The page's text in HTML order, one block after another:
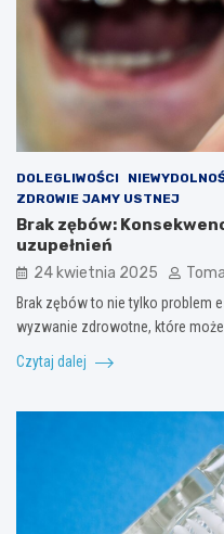
DOLEGLIWOŚCI
ZDROWIE JAMY USTNEJ
Brak zębów:
uzupełnień
24 kwietnia 2025
Brak zębów to nie tylko problem
wyzwanie zdrowotne, które
Czytaj dalej